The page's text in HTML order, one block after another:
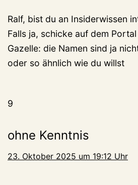
Ralf, bist du an Insiderwissen
Falls ja, schicke auf dem Portal
Gazelle: die Namen sind ja
oder so ähnlich wie du willst
9
ohne Kenntnis
23. Oktober 2025 um 19:12 Uhr